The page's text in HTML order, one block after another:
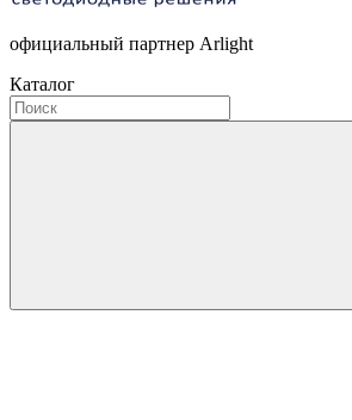
официальный партнер Arlight
Каталог